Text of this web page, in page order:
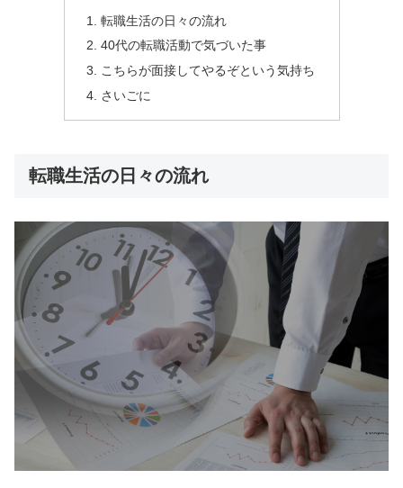
転職生活の日々の流れ
40代の転職活動で気づいた事
こちらが面接してやるぞという気持ち
さいごに
転職生活の日々の流れ